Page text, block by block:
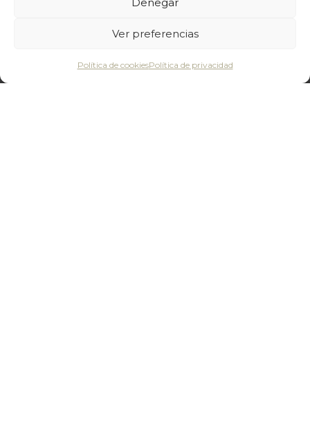
Ver preferencias
Política de cookiesPolítica de privacidad